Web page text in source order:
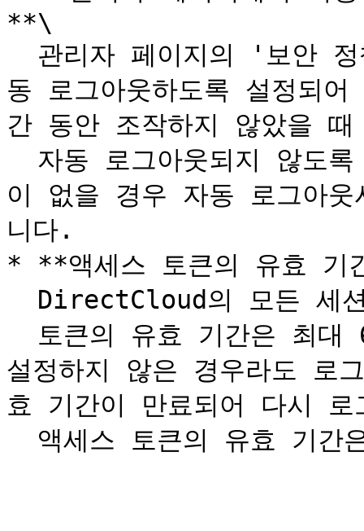
**\
동 로그아웃하도록 설정되
간 동안 조작하지 않았을
이 없을 경우 자동 로그아
니다.
* **액세스 토큰의 유효 기
설정하지 않은 경우라도 로
효 기간이 만료되어 다시